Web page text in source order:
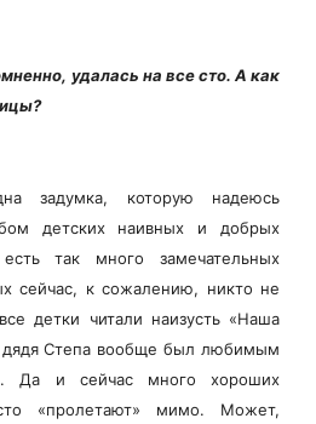
удалась на все сто. А как
задумка, которую надеюсь
детских наивных и добрых
так много замечательных
сейчас, к сожалению, никто не
детки читали наизусть «Наша
дядя Степа вообще был любимым
Да и сейчас много хороших
«пролетают» мимо. Может,